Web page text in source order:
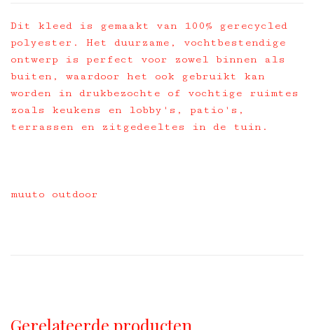
Dit kleed is gemaakt van 100% gerecycled
polyester. Het duurzame, vochtbestendige
ontwerp is perfect voor zowel binnen als
buiten, waardoor het ook gebruikt kan
worden in drukbezochte of vochtige ruimtes
zoals keukens en lobby's, patio's,
terrassen en zitgedeeltes in de tuin.
muuto outdoor
Gerelateerde producten